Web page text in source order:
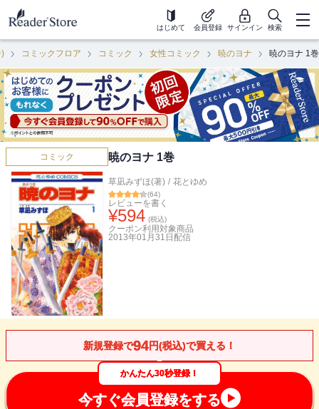
はじめて 会員登録 サインイン 検索
) コミックフロア コミック 女性コミック 暁のヨナ 暁のヨナ 1巻
コミック 暁のヨナ 1巻
草凪みずほ(著) / 花とゆめ
(64)
レビューを書く
¥594 (税込)
クーポン利用対象商品
2013年01月31日 配信
新規登録で94円(税込)で買える！
かんたん30秒登録！
今すぐ会員登録をする